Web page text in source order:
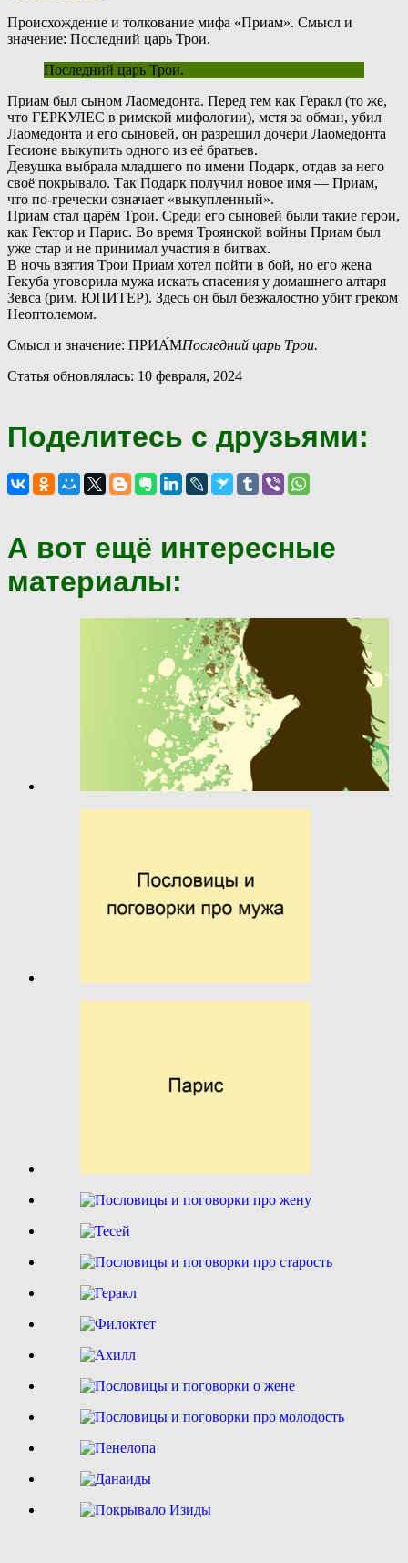
Происхождение и толкование мифа «Приам». Смысл и
значение: Последний царь Трои.
Последний царь Трои.
Приам был сыном Лаомедонта. Перед тем как Геракл (то же,
что ГЕРКУЛЕС в римской мифологии), мстя за обман, убил
Лаомедонта и его сыновей, он разрешил дочери Лаомедонта
Гесионе выкупить одного из её братьев.
Девушка выбрала младшего по имени Подарк, отдав за него
своё покрывало. Так Подарк получил новое имя — Приам,
что по-гречески означает «выкупленный».
Приам стал царём Трои. Среди его сыновей были такие герои,
как Гектор и Парис. Во время Троянской войны Приам был
уже стар и не принимал участия в битвах.
В ночь взятия Трои Приам хотел пойти в бой, но его жена
Гекуба уговорила мужа искать спасения у домашнего алтаря
Зевса (рим. ЮПИТЕР). Здесь он был безжалостно убит греком
Неоптолемом.
Смысл и значение: ПРИА́МПоследний царь Трои.
Статья обновлялась: 10 февраля, 2024
Поделитесь с друзьями:
А вот ещё интересные
материалы: